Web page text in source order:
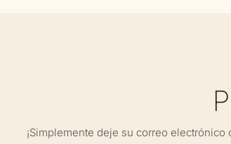
¡Simplemente deje su correo